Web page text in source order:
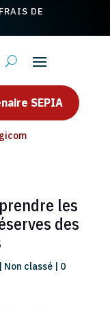
DE
SEPIA
les
des
| Non classé | 0